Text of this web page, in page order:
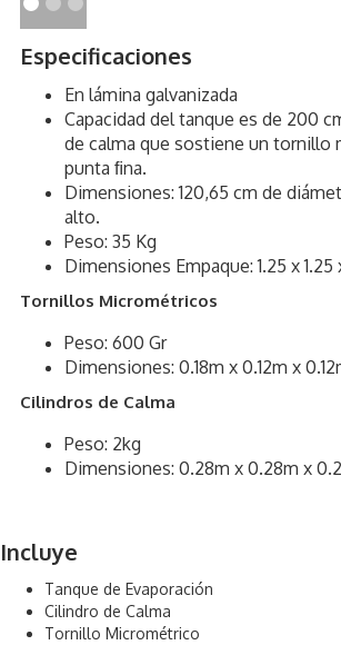
Especificaciones
En lámina galvanizada
Capacidad del tanque es de 200
de calma que sostiene un tornillo
punta ﬁna.
Dimensiones: 120,65 cm de
alto.
Peso: 35 Kg
Dimensiones Empaque: 1.25 x 1.25
Tornillos Micrométricos
Peso: 600 Gr
Dimensiones: 0.18m x 0.12m x
Cilindros de Calma
Peso: 2kg
Dimensiones: 0.28m x 0.28m x
Incluye
Tanque de Evaporación
Cilindro de Calma
Tornillo Micrométrico